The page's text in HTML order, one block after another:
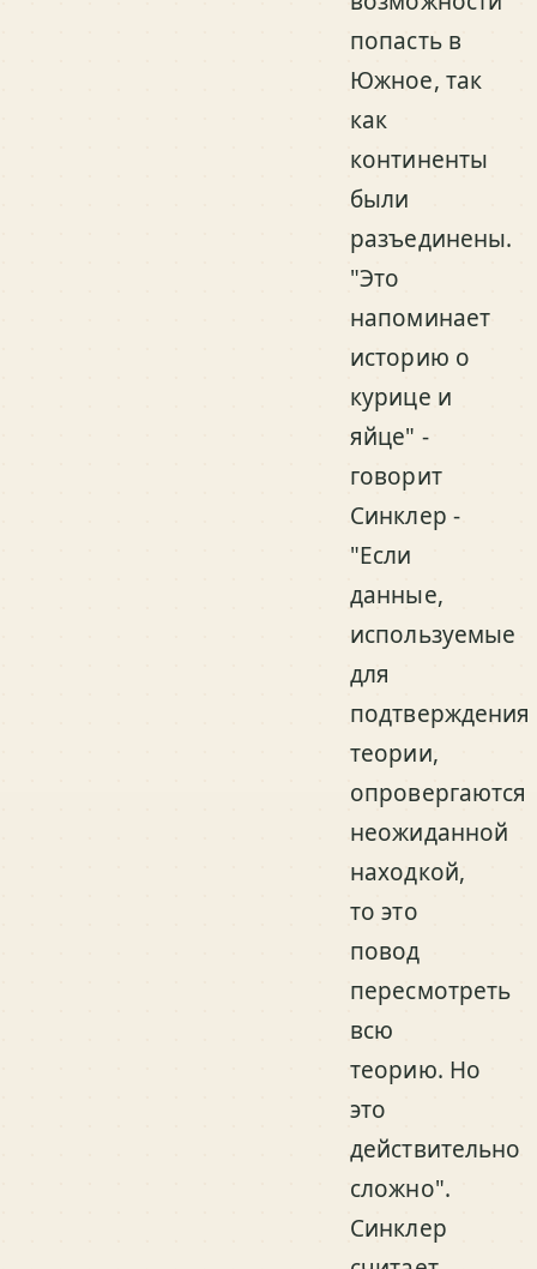
попасть в
Южное, так
как
континенты
были
разъединены.
"Это
напоминает
историю о
курице и
яйце" -
говорит
Синклер -
"Если
данные,
используемые
для
подтверждения
теории,
опровергаются
неожиданной
находкой,
то это
повод
пересмотреть
всю
теорию. Но
это
действительно
сложно".
Синклер